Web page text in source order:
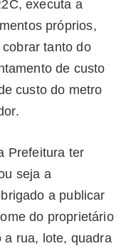
executa a
próprios,
tanto do
de custo
custo do metro
Prefeitura ter
seja a
a publicar
do proprietário
a rua, lote, quadra